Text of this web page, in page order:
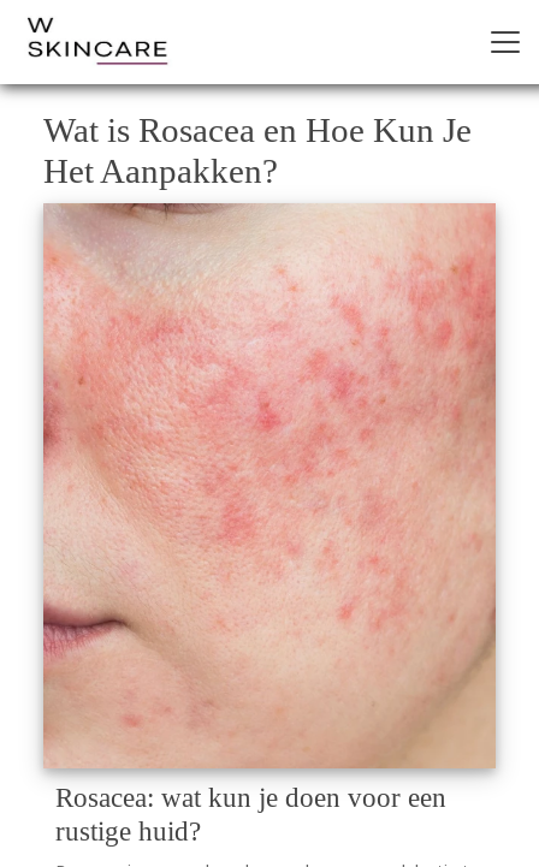
Wat is Rosacea en Hoe Kun Je
Het Aanpakken?
Rosacea: wat kun je doen voor een
rustige huid?